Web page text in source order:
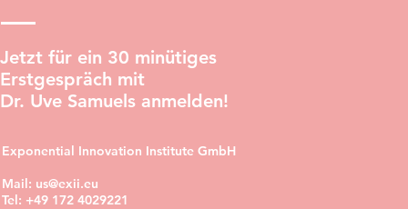
Jetzt für ein 30 minütiges
Erstgespräch mit
Dr. Uve Samuels anmelden!
Exponential Innovation Institute GmbH
Mail: us@exii.eu
Tel: +49 172 4029221